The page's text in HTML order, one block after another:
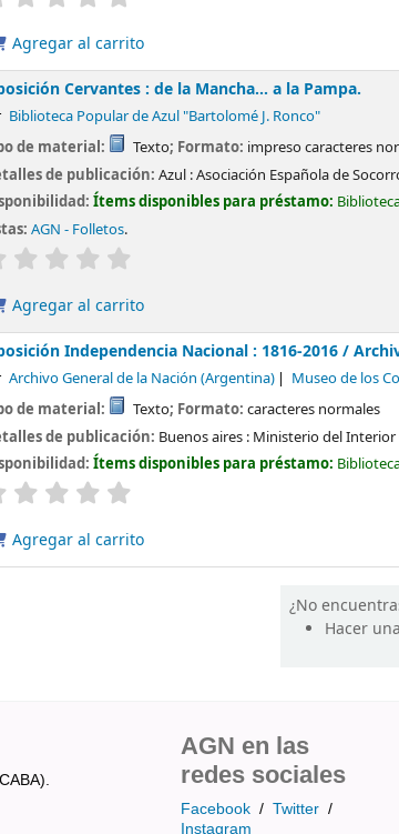
Agregar al carrito
Cervantes : de la Mancha... a la Pampa.
Biblioteca Popular de Azul "Bartolomé J. Ronco"
de material: Texto; Formato: impreso caracteres
de publicación:Azul :Asociación Española de
Ítems disponibles para préstamo:
AGN - Folletos.
Agregar al carrito
Independencia Nacional : 1816-2016 /
Archivo General de la Nación (Argentina) Museo de los
de material: Texto; Formato: caracteres normales
de publicación: Buenos aires : Ministerio del Interior
Ítems disponibles para préstamo:
Agregar al carrito
¿No
Hacer
AGN en las
redes sociales
Facebook / Twitter /
Instagram